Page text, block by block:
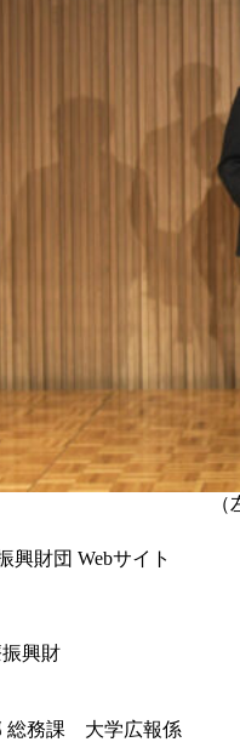
興財団 Webサイト
興財
総務課 大学広報係